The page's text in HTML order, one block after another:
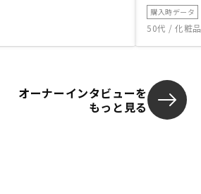
購入時データ
50代 / 化粧
オーナーインタビューを
もっと見る